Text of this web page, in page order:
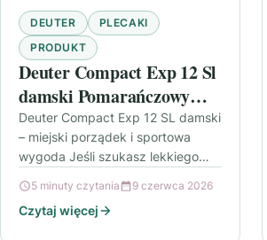
DEUTER
PLECAKI
PRODUKT
Deuter Compact Exp 12 Sl
damski Pomarańczowy
Czerwony
Deuter Compact Exp 12 SL damski
– miejski porządek i sportowa
wygoda Jeśli szukasz lekkiego
i dobrze sprawdza się…
5 minuty czytania 9 czerwca 2026
Czytaj więcej